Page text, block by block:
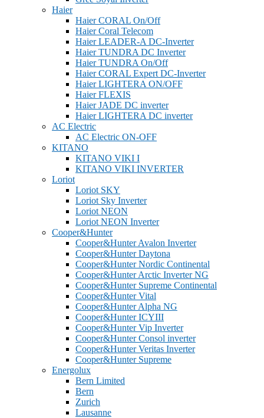
Haier
Haier CORAL On/Off
Haier Coral Telecom
Haier LEADER-A DC-Inverter
Haier TUNDRA DC Inverter
Haier TUNDRA On/Off
Haier CORAL Expert DC-Inverter
Haier LIGHTERA ON/OFF
Haier FLEXIS
Haier JADE DC inverter
Haier LIGHTERA DC inverter
AC Electric
AC Electric ON-OFF
KITANO
KITANO VIKI I
KITANO VIKI INVERTER
Loriot
Loriot SKY
Loriot Sky Inverter
Loriot NEON
Loriot NEON Inverter
Cooper&Hunter
Cooper&Hunter Avalon Inverter
Cooper&Hunter Daytona
Cooper&Hunter Nordic Continental
Cooper&Hunter Arctic Inverter NG
Cooper&Hunter Supreme Continental
Cooper&Hunter Vital
Cooper&Hunter Alpha NG
Cooper&Hunter ICYIII
Cooper&Hunter Vip Inverter
Cooper&Hunter Consol inverter
Cooper&Hunter Veritas Inverter
Cooper&Hunter Supreme
Energolux
Bern Limited
Bern
Zurich
Lausanne